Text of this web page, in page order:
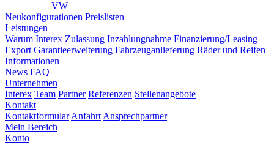
VW
Neukonfigurationen Preislisten
Leistungen
Warum Interex Zulassung Inzahlungnahme Finanzierung/Leasing
Export Garantieerweiterung Fahrzeuganlieferung Räder und Reifen
Informationen
News FAQ
Unternehmen
Interex Team Partner Referenzen Stellenangebote
Kontakt
Kontaktformular Anfahrt Ansprechpartner
Mein Bereich
Konto